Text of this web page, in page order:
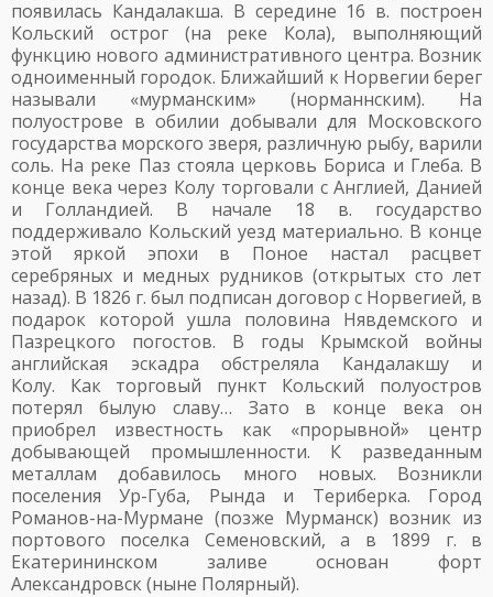
появилась Кандалакша. В середине 16 в. построен
Кольский острог (на реке Кола), выполняющий
функцию нового административного центра. Возник
одноименный городок. Ближайший к Норвегии берег
называли «мурманским» (норманнским). На
полуострове в обилии добывали для Московского
государства морского зверя, различную рыбу, варили
соль. На реке Паз стояла церковь Бориса и Глеба. В
конце века через Колу торговали с Англией, Данией
и Голландией. В начале 18 в. государство
поддерживало Кольский уезд материально. В конце
этой яркой эпохи в Поное настал расцвет
серебряных и медных рудников (открытых сто лет
назад). В 1826 г. был подписан договор с Норвегией, в
подарок которой ушла половина Нявдемского и
Пазрецкого погостов. В годы Крымской войны
английская эскадра обстреляла Кандалакшу и
Колу. Как торговый пункт Кольский полуостров
потерял былую славу… Зато в конце века он
приобрел известность как «прорывной» центр
добывающей промышленности. К разведанным
металлам добавилось много новых. Возникли
поселения Ур-Губа, Рында и Териберка. Город
Романов-на-Мурмане (позже Мурманск) возник из
портового поселка Семеновский, а в 1899 г. в
Екатерининском заливе основан форт
Александровск (ныне Полярный).